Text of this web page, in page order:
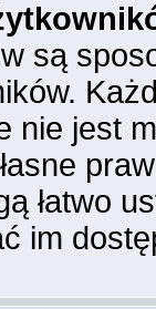
są
nie jest
łatwo
im